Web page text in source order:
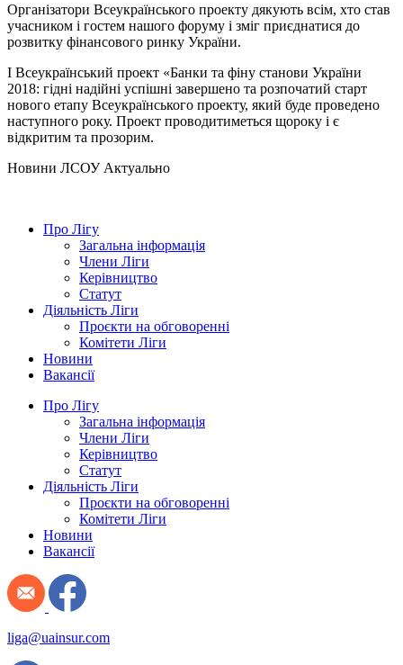
Організатори Всеукраїнського проекту дякують всім, хто став
учасником і гостем нашого форуму і зміг приєднатися до
розвитку фінансового ринку України.
І Всеукраїнський проект «Банки та фіну станови України
2018: гідні надійні успішні завершено та розпочатий старт
нового етапу Всеукраїнського проекту, який буде проведено
наступного року. Проект проводитиметься щороку і є
відкритим та прозорим.
Hовини ЛСОУ Актуально
Про Лігу
Загальна інформація
Члени Ліги
Керівництво
Статут
Діяльність Ліги
Проєкти на обговоренні
Комітети Ліги
Новини
Вакансії
Про Лігу
Загальна інформація
Члени Ліги
Керівництво
Статут
Діяльність Ліги
Проєкти на обговоренні
Комітети Ліги
Новини
Вакансії
liga@uainsur.com